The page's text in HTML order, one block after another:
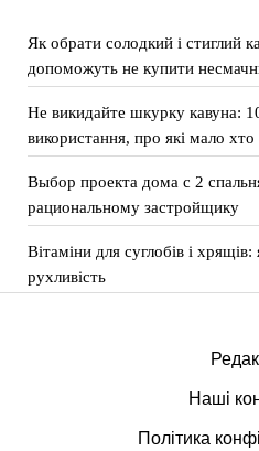
Як обрати солодкий і стиглий
допоможуть не купити
Не викидайте шкурку кавуна:
використання, про які мало хто
Выбор проекта дома с 2
рациональному застройщику
Вітаміни для суглобів і
рухливість
Наші
Політика